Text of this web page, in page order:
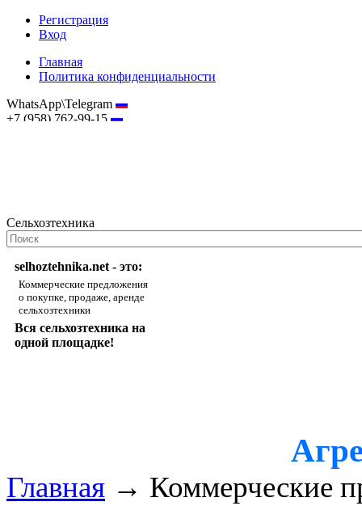
Регистрация
Вход
Главная
Политика конфиденциальности
WhatsApp\Telegram
+7 (958) 762-99-15
Сельхозтехника
selhoztehnika.net - это:
Коммерческие предложения
о покупке, продаже, аренде
сельхозтехники
Вся сельхозтехника на
одной площадке!
Главная → Коммерческие